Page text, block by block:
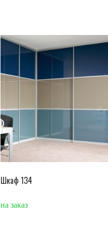
Шкаф 134
на заказ